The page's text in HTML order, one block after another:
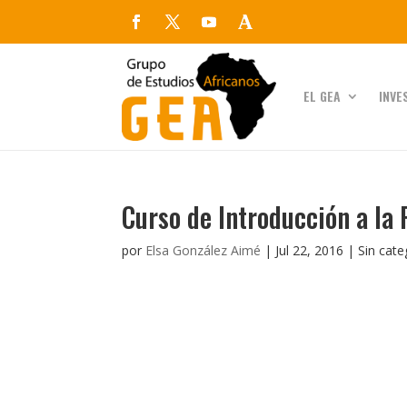
EL GEA
Curso de Introducción a
por Elsa González Aimé | Jul 22, 2016 | Sin